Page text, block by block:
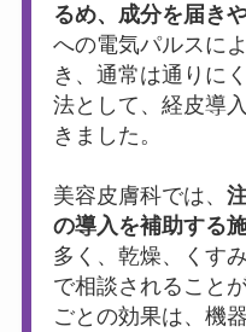
るめ、成分を届き
への電気パルスに
き、通常は通りに
法として、経皮導
きました。
美容皮膚科では、
の導入を補助する
多く、乾燥、くす
で相談されること
ごとの効果は、機